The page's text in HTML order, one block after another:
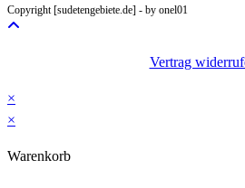
Copyright [sudetengebiete.de] - by onel01
Vertrag
×
×
Warenkorb